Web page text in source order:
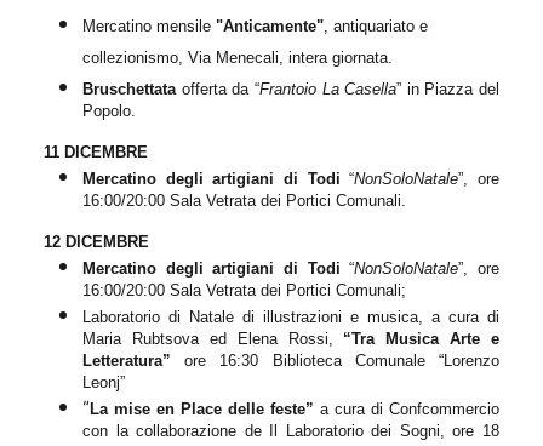
Mercatino mensile "Anticamente" , antiquariato e
collezionismo, Via Menecali, intera giornata.
Bruschettata offerta da “Frantoio La Casella” in Piazza del
Popolo.
11 DICEMBRE
Mercatino degli artigiani di Todi “NonSoloNatale”, ore
16:00/20:00 Sala Vetrata dei Portici Comunali.
12 DICEMBRE
Mercatino degli artigiani di Todi “NonSoloNatale”, ore
16:00/20:00 Sala Vetrata dei Portici Comunali;
Laboratorio di Natale di illustrazioni e musica, a cura di
Maria Rubtsova ed Elena Rossi,
“Tra Musica Arte e
Letteratura”ore 16:30 Biblioteca Comunale “Lorenzo
Leonj”
“La mise en Place delle feste” a cura di Confcommercio
con la collaborazione de Il Laboratorio dei Sogni, ore 18